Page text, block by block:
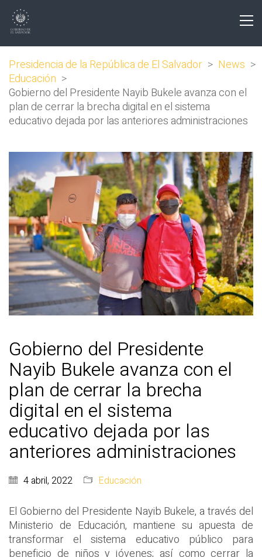
Presidencia de la República de El Salvador > News >
Educación >
Gobierno del Presidente Nayib Bukele avanza con el
plan de cerrar la brecha digital en el sistema
educativo dejada por las anteriores administraciones
Gobierno del Presidente
Nayib Bukele avanza con el
plan de cerrar la brecha
digital en el sistema
educativo dejada por las
anteriores administraciones
4 abril, 2022 Educación
El Gobierno del Presidente Nayib Bukele, a través del
Ministerio de Educación, mantiene su apuesta de
transformar el sistema educativo público para
beneficio de niños y jóvenes; así como cerrar la